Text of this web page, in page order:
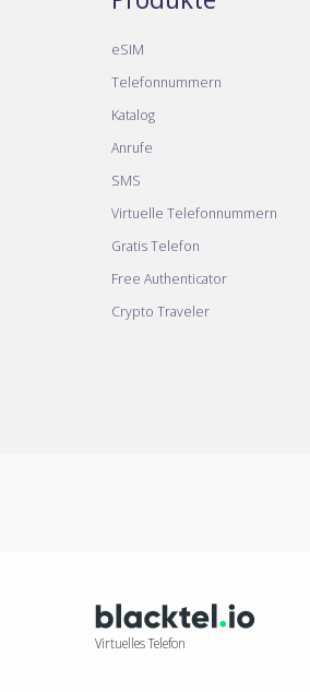
eSIM
Telefonnummern
Katalog
Anrufe
SMS
Virtuelle Telefonnummern
Gratis Telefon
Free Authenticator
Crypto Traveler
Virtuelles Telefon